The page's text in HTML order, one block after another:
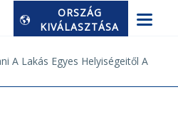
ORSZÁG
KIVÁLASZTÁSA
A Lakás Egyes Helyiségeitől A